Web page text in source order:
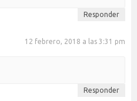
Responder
12 febrero, 2018 a las 3:31 pm
Responder